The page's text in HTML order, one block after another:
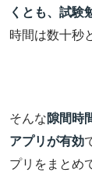
くとも、試験
時間は数十秒
そんな隙間時
アプリが有効
プリをまとめ